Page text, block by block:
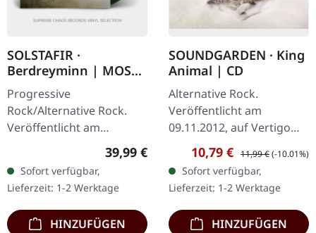
SOLSTAFIR ·
Berdreyminn | MOSS
GREEN 2LP
Progressive
Rock/Alternative Rock.
Veröffentlicht am
10.02.2023, auf Season Of
Doppel-Vinyl im Gatefold-
Cover mit bedruckten…
Regulärer Preis:
39,99 €
Sofort verfügbar,
Lieferzeit: 1-2 Werktage
HINZUFÜGEN
SOUNDGARDEN · King
Animal | CD
Alternative Rock.
Veröffentlicht am
09.11.2012, auf Vertigo
Records. CD im Jewelcase.
Nach einer
sechzehnjährigen Pause
kehrten Soundgarden mit
"King…
Verkaufspreis:
10,79 € Regulärer Preis:
11,99 €(-10.01%)
Sofort verfügbar,
Lieferzeit: 1-2 Werktage
HINZUFÜGEN